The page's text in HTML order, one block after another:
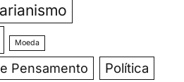
Moeda
Pensamento Política